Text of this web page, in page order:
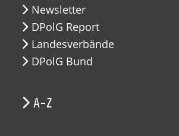
Newsletter
DPolG Report
Landesverbände
DPolG Bund
A-Z